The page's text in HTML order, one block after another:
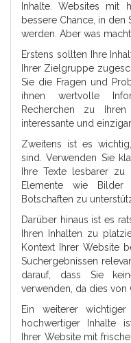
Inhalte. Websites mit
bessere Chance, in
werden. Aber was
Erstens sollten Ihre
Ihrer Zielgruppe
Sie die Fragen und
ihnen wertvolle
Recherchen zu
interessante und
Zweitens ist es
sind. Verwenden Sie
Ihre Texte lesbarer
Elemente wie
Botschaften zu
Darüber hinaus ist es
Ihren Inhalten zu
Kontext Ihrer Website
Suchergebnissen
darauf, dass Sie
verwenden, da dies von
Ein weiterer
hochwertiger Inhalte
Ihrer Website mit